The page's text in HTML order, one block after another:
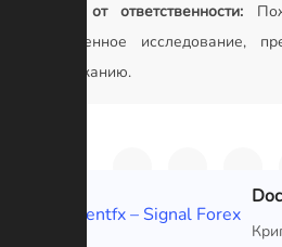
Отказ от ответственности:
собственное исследование,
содержанию.